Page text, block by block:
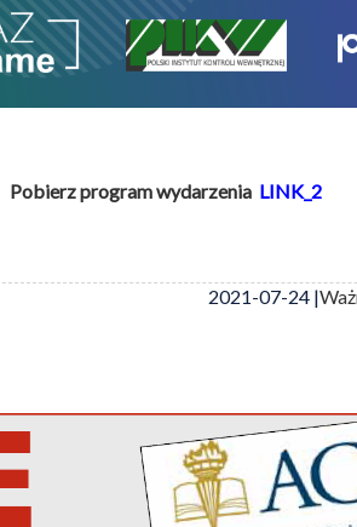
Pobierz program wydarzenia LINK_2
2021-07-24 |